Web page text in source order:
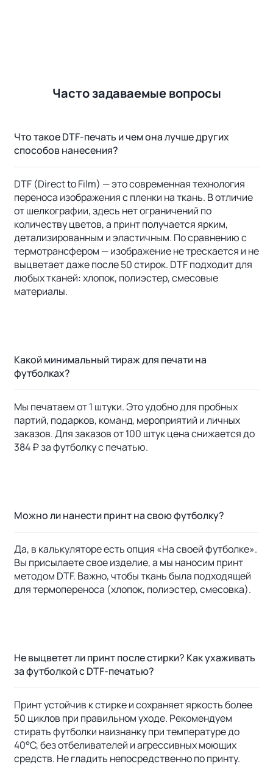
Часто задаваемые вопросы
Что такое DTF-печать и чем она лучше других
способов нанесения?
DTF (Direct to Film) — это современная технология
переноса изображения с пленки на ткань. В отличие
от шелкографии, здесь нет ограничений по
количеству цветов, а принт получается ярким,
детализированным и эластичным. По сравнению с
термотрансфером — изображение не трескается и не
выцветает даже после 50 стирок. DTF подходит для
любых тканей: хлопок, полиэстер, смесовые
материалы.
Какой минимальный тираж для печати на
футболках?
Мы печатаем от 1 штуки. Это удобно для пробных
партий, подарков, команд, мероприятий и личных
заказов. Для заказов от 100 штук цена снижается до
384 ₽ за футболку с печатью.
Можно ли нанести принт на свою футболку?
Да, в калькуляторе есть опция «На своей футболке».
Вы присылаете свое изделие, а мы наносим принт
методом DTF. Важно, чтобы ткань была подходящей
для термопереноса (хлопок, полиэстер, смесовка).
Не выцветет ли принт после стирки? Как ухаживать
за футболкой с DTF-печатью?
Принт устойчив к стирке и сохраняет яркость более
50 циклов при правильном уходе. Рекомендуем
стирать футболки наизнанку при температуре до
40°C, без отбеливателей и агрессивных моющих
средств. Не гладить непосредственно по принту.